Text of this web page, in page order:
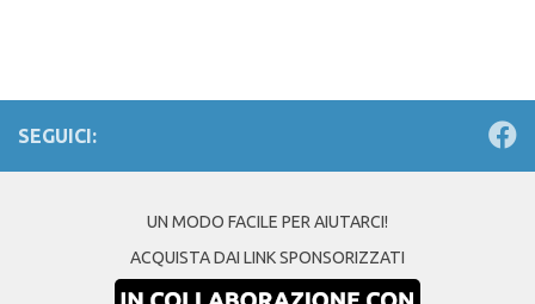
SEGUICI:
UN MODO FACILE PER AIUTARCI!
ACQUISTA DAI LINK SPONSORIZZATI